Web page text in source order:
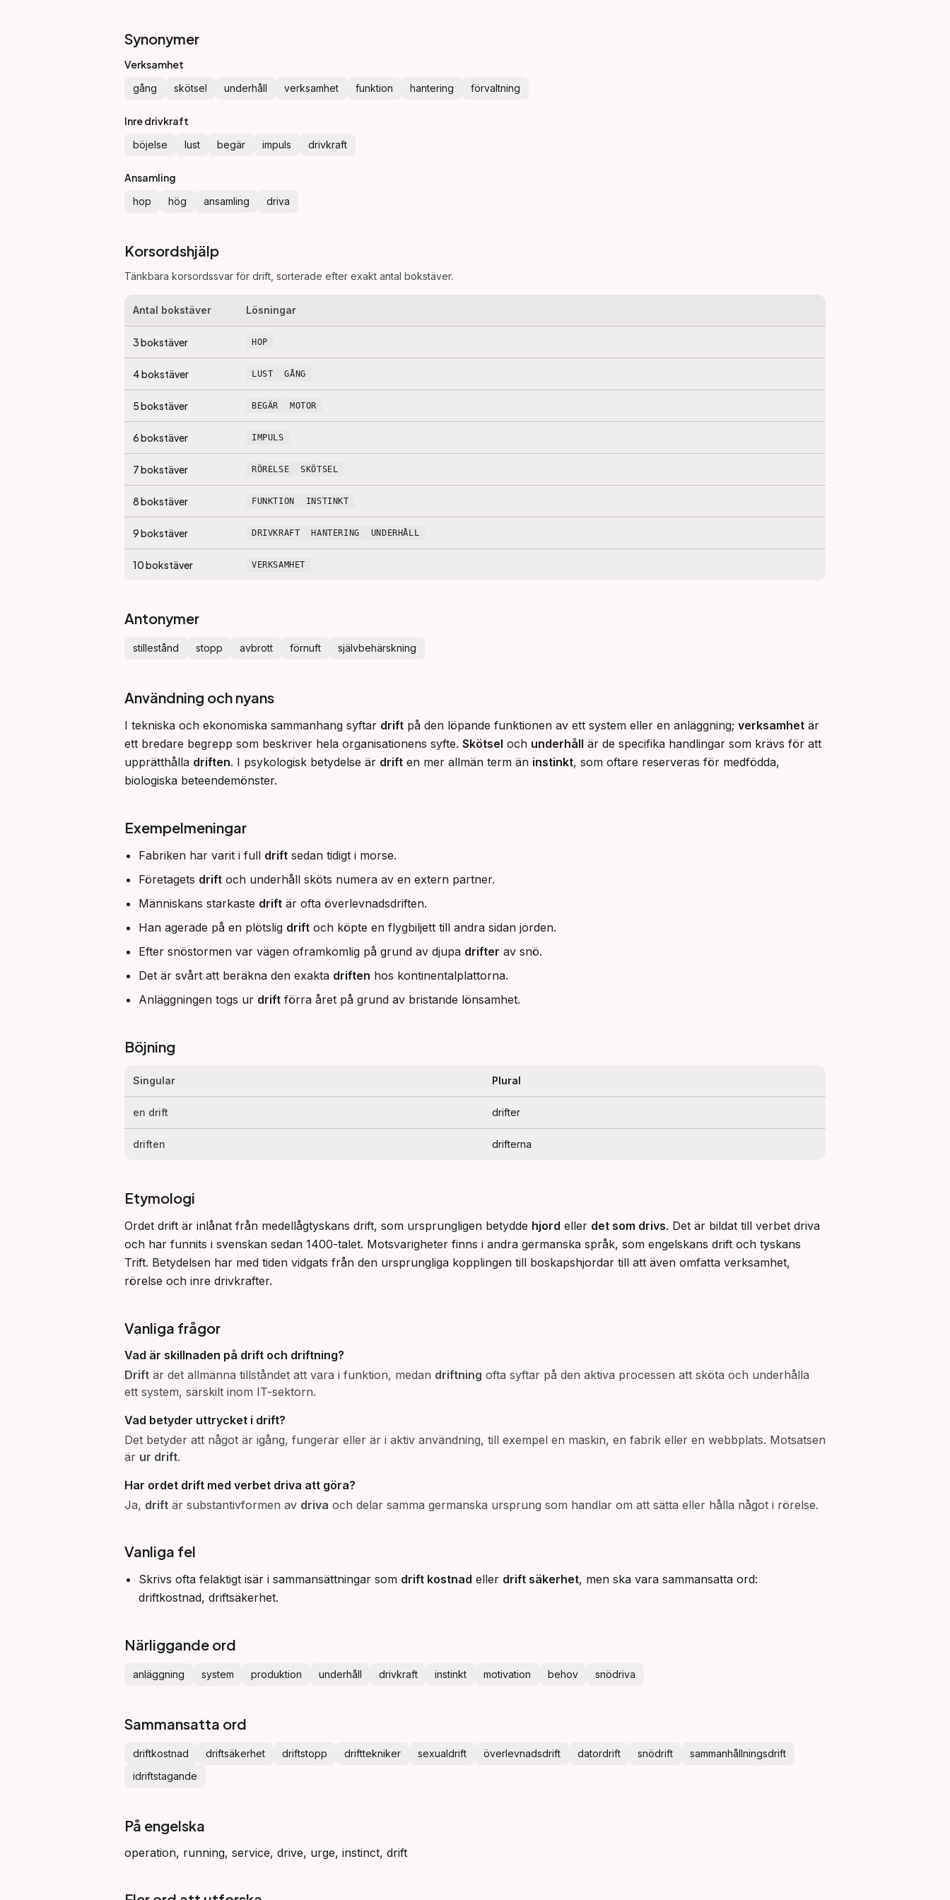
Synonymer
Verksamhet
gång skötsel underhåll verksamhet funktion hantering förvaltning
Inre drivkraft
böjelse lust begär impuls drivkraft
Ansamling
hop hög ansamling driva
Korsordshjälp
Tänkbara korsordssvar för drift , sorterade efter exakt antal bokstäver.
Antal bokstäver Lösningar
3bokstäver HOP
4bokstäver LUST GÅNG
5bokstäver BEGÄR MOTOR
6bokstäver IMPULS
7bokstäver RÖRELSE SKÖTSEL
8bokstäver FUNKTION INSTINKT
9bokstäver DRIVKRAFT HANTERING UNDERHÅLL
10bokstäver VERKSAMHET
Antonymer
stillestånd stopp avbrott förnuft självbehärskning
Användning och nyans
I tekniska och ekonomiska sammanhang syftar drift på den löpande funktionen av ett system eller en anläggning; verksamhet är
ett bredare begrepp som beskriver hela organisationens syfte. Skötsel och underhåll är de specifika handlingar som krävs för att
upprätthålla driften. I psykologisk betydelse är drift en mer allmän term än instinkt, som oftare reserveras för medfödda,
biologiska beteendemönster.
Exempelmeningar
Fabriken har varit i full drift sedan tidigt i morse.
Företagets drift och underhåll sköts numera av en extern partner.
Människans starkaste drift är ofta överlevnadsdriften.
Han agerade på en plötslig drift och köpte en flygbiljett till andra sidan jorden.
Efter snöstormen var vägen oframkomlig på grund av djupa drifter av snö.
Det är svårt att beräkna den exakta driften hos kontinentalplattorna.
Anläggningen togs ur drift förra året på grund av bristande lönsamhet.
Böjning
Singular Plural
en drift drifter
driften drifterna
Etymologi
Ordet drift är inlånat från medellågtyskans drift, som ursprungligen betydde hjord eller det som drivs. Det är bildat till verbet driva
och har funnits i svenskan sedan 1400-talet. Motsvarigheter finns i andra germanska språk, som engelskans drift och tyskans
Trift. Betydelsen har med tiden vidgats från den ursprungliga kopplingen till boskapshjordar till att även omfatta verksamhet,
rörelse och inre drivkrafter.
Vanliga frågor
Vad är skillnaden på drift och driftning?
Drift är det allmänna tillståndet att vara i funktion, medan driftning ofta syftar på den aktiva processen att sköta och underhålla
ett system, särskilt inom IT-sektorn.
Vad betyder uttrycket i drift?
Det betyder att något är igång, fungerar eller är i aktiv användning, till exempel en maskin, en fabrik eller en webbplats. Motsatsen
är ur drift.
Har ordet drift med verbet driva att göra?
Ja, drift är substantivformen av driva och delar samma germanska ursprung som handlar om att sätta eller hålla något i rörelse.
Vanliga fel
Skrivs ofta felaktigt isär i sammansättningar som drift kostnad eller drift säkerhet, men ska vara sammansatta ord:
driftkostnad, driftsäkerhet.
Närliggande ord
anläggning system produktion underhåll drivkraft instinkt motivation behov snödriva
Sammansatta ord
driftkostnad driftsäkerhet driftstopp drifttekniker sexualdrift överlevnadsdrift datordrift snödrift
sammanhållningsdrift
idriftstagande
På engelska
operation, running, service, drive, urge, instinct, drift